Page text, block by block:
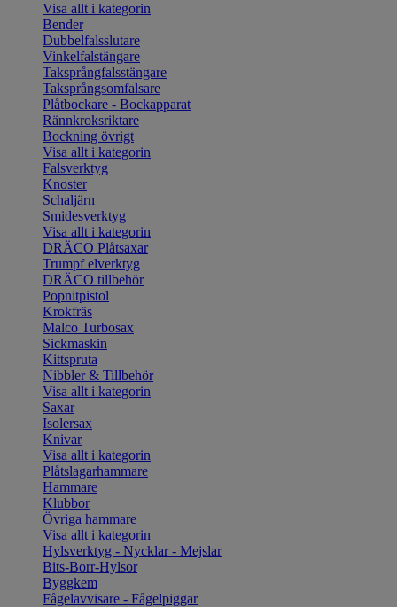
Visa allt i kategorin
Bender
Dubbelfalsslutare
Vinkelfalstängare
Taksprångfalsstängare
Taksprångsomfalsare
Plåtbockare - Bockapparat
Rännkroksriktare
Bockning övrigt
Visa allt i kategorin
Falsverktyg
Knoster
Schaljärn
Smidesverktyg
Visa allt i kategorin
DRÄCO Plåtsaxar
Trumpf elverktyg
DRÄCO tillbehör
Popnitpistol
Krokfräs
Malco Turbosax
Sickmaskin
Kittspruta
Nibbler & Tillbehör
Visa allt i kategorin
Saxar
Isolersax
Knivar
Visa allt i kategorin
Plåtslagarhammare
Hammare
Klubbor
Övriga hammare
Visa allt i kategorin
Hylsverktyg - Nycklar - Mejslar
Bits-Borr-Hylsor
Byggkem
Fågelavvisare - Fågelpiggar